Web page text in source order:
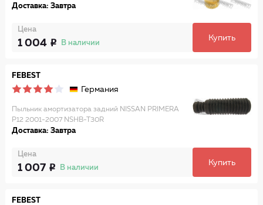
Доставка: Завтра
Цена
1 004 В наличии
Купить
FEBEST
Германия
Пыльник амортизатора задний NISSAN PRIMERA
P12 2001-2007 NSHB-T30R
Доставка: Завтра
Цена
1 007 В наличии
Купить
FEBEST